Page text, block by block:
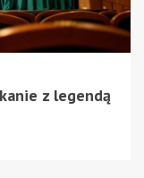
z legendą